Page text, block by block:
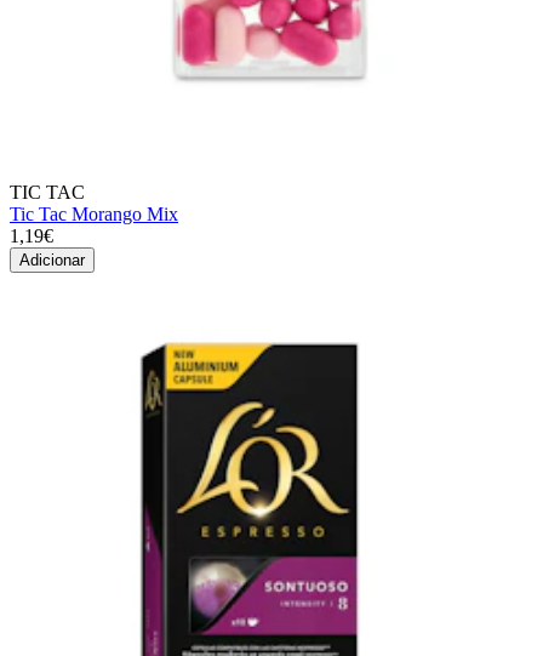
TIC TAC
Tic Tac Morango Mix
1,19€
Adicionar